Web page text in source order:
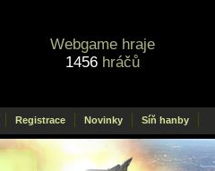
Webgame hraje
1456hráčů
Registrace Novinky Síň hanby